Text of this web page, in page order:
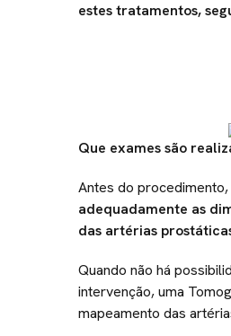
estes tratamentos,
Que exames são
Antes do
adequadamente as
das artérias
Quando não há
intervenção, uma
mapeamento das